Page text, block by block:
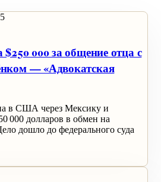
000 за общение отца с
— «Адвокатская
в США через Мексику и
000 долларов в обмен на
дошло до федерального суда